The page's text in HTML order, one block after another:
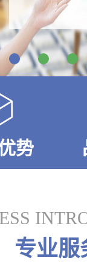
势
专业服